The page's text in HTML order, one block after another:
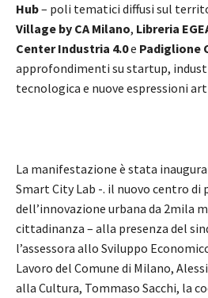
Hub– poli tematici diffusi sul
Village by CA Milano, Libreria
Center Industria 4.0e Padiglione
approfondimenti su startup,
tecnologica e nuove espressioni
La manifestazione è stata
Smart City Lab -. il nuovo centro di
dell’innovazione urbana da 2mila
cittadinanza – alla presenza del
l’assessora allo Sviluppo
Lavoro del Comune di Milano,
alla Cultura, Tommaso Sacchi, la